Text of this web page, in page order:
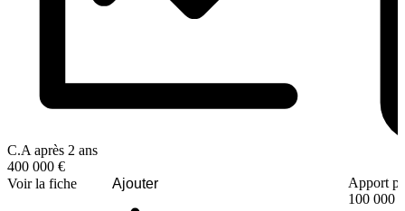
C.A après 2 ans
400 000 €
Voir la fiche
Ajouter
Apport
100 000 €